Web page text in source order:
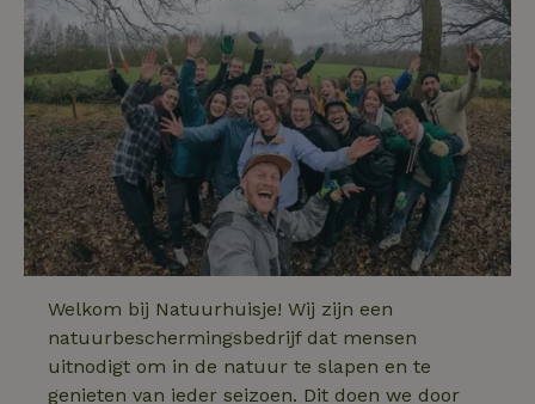
Welkom bij Natuurhuisje! Wij zijn een
natuurbeschermingsbedrijf dat mensen
uitnodigt om in de natuur te slapen en te
genieten van ieder seizoen. Dit doen we door